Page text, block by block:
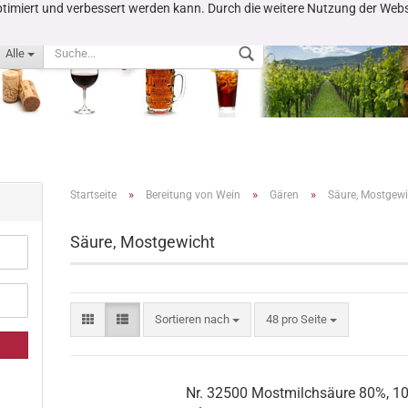
Konto erstellen
Passwort vergessen?
Alle
und verbessert werden kann. Durch die weitere Nutzung der
Startseite » Bereitung von Wein » Gären » Säure,
Säure, Mostgewicht
Sortieren nach 48 pro Seite
Nr. 32500 Mostmilchsäure 80%,